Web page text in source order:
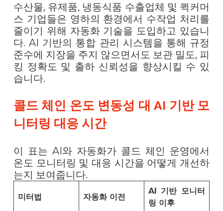
수산물, 유제품, 냉동식품 수출업체 및 퀵커머
스 기업들은 영하의 환경에서 수작업 처리를
줄이기 위해 자동화 기술을 도입하고 있습니
다. AI 기반의 통합 관리 시스템을 통해 규정
준수에 지장을 주지 않으면서도 보관 밀도, 피
킹 정확도 및 출하 신뢰성을 향상시킬 수 있
습니다.
콜드 체인 온도 변동성 대 AI 기반 모
니터링 대응 시간
이 표는 AI와 자동화가 콜드 체인 운영에서
온도 모니터링 및 대응 시간을 어떻게 개선하
는지 보여줍니다.
미터법 자동화 이전
AI 기반 모니터
링 이후